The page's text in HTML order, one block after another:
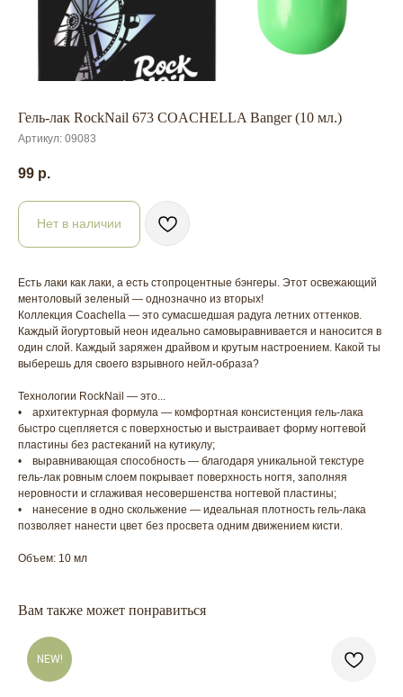
Гель-лак RockNail 673 COACHELLA Banger (10 мл.)
Артикул: 09083
99 р.
Нет в наличии
Есть лаки как лаки, а есть стопроцентные бэнгеры. Этот освежающий
ментоловый зеленый — однозначно из вторых!
Коллекция Coachella — это сумасшедшая радуга летних оттенков.
Каждый йогуртовый неон идеально самовыравнивается и наносится в
один слой. Каждый заряжен драйвом и крутым настроением. Какой ты
выберешь для своего взрывного нейл-образа?
Технологии RockNail — это...
• архитектурная формула — комфортная консистенция гель-лака
быстро сцепляется с поверхностью и выстраивает форму ногтевой
пластины без растеканий на кутикулу;
• выравнивающая способность — благодаря уникальной текстуре
гель-лак ровным слоем покрывает поверхность ногтя, заполняя
неровности и сглаживая несовершенства ногтевой пластины;
• нанесение в одно скольжение — идеальная плотность гель-лака
позволяет нанести цвет без просвета одним движением кисти.
Объем: 10 мл
Вам также может понравиться
NEW!